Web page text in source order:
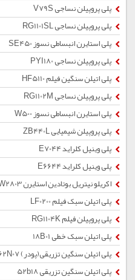
پلی پروپیلن نساجی V79S
پلی پروپیلن نساجی RG1101SL
پلی استایرن انبساطی نسوز SE450
پلی پروپیلن نساجی PYI180
پلی اتیلن سنگین فیلم HF5110
پلی پروپیلن نساجی RG1102M
پلی استایرن انبساطی نسوز W500
پلی پروپیلن شیمیایی ZB440L
پلی وینیل کلراید E7044
پلی وینیل کلراید E6644
اکریلو نیتریل بوتادین استایرن SV0157NW2803
پلی اتیلن سبک فیلم LF0200
پلی پروپیلن فیلم RG1104K
پلی اتیلن سبک خطی 18B01
پلی اتیلن سنگین تزریقی(پودر) 62N07
پلی اتیلن سنگین تزریقی 52b18